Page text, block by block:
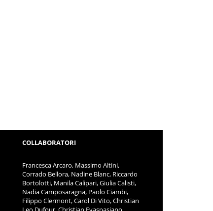
COLLABORATORI
Francesca Arcaro, Massimo Altini,
Corrado Bellora, Nadine Blanc, Riccardo
Bortolotti, Manila Calipari, Giulia Calisti,
Nadia Camposaragna, Paolo Ciambi,
Filippo Clermont, Carol Di Vito, Christian